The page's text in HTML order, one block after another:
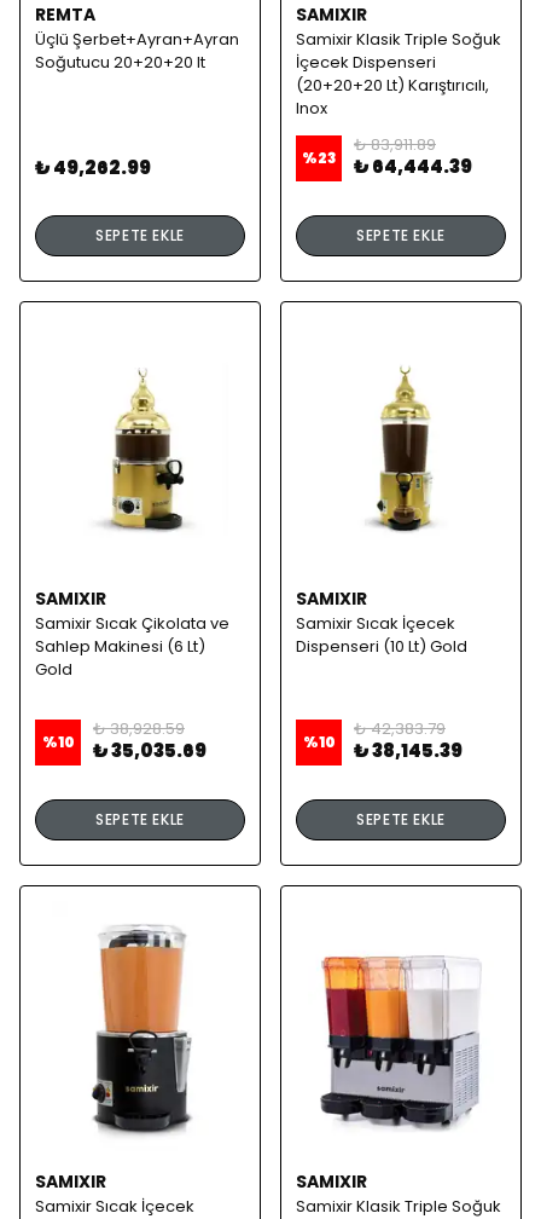
REMTA
Üçlü Şerbet+Ayran+Ayran
Soğutucu 20+20+20 lt
₺ 49,262.99
SEPETE EKLE
SAMIXIR
Samixir Klasik Triple Soğuk
İçecek Dispenseri
(20+20+20 Lt) Karıştırıcılı,
Inox
%23
₺ 83,911.89
₺ 64,444.39
SEPETE EKLE
SAMIXIR
Samixir Sıcak Çikolata ve
Sahlep Makinesi (6 Lt)
Gold
%10
₺ 38,928.59
₺ 35,035.69
SEPETE EKLE
SAMIXIR
Samixir Sıcak İçecek
Dispenseri (10 Lt) Gold
%10
₺ 42,383.79
₺ 38,145.39
SEPETE EKLE
SAMIXIR
Samixir Sıcak İçecek
SAMIXIR
Samixir Klasik Triple Soğuk